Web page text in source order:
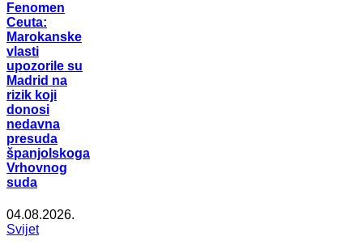
Fenomen
Ceuta:
Marokanske
vlasti
upozorile su
Madrid na
rizik koji
donosi
nedavna
presuda
španjolskoga
Vrhovnog
suda
04.08.2026.
Svijet